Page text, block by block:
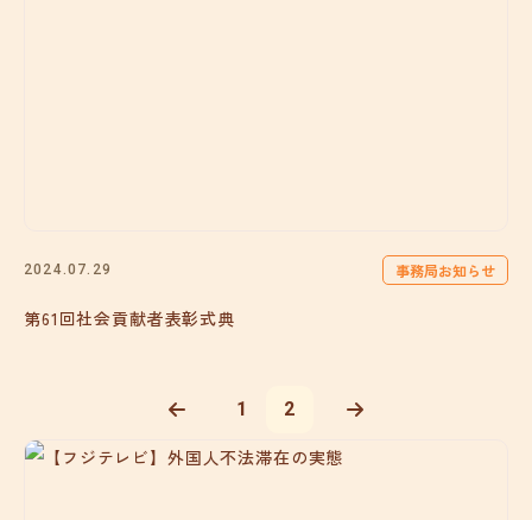
2024.07.29 事務局お知らせ
第61回社会貢献者表彰式典
1 2